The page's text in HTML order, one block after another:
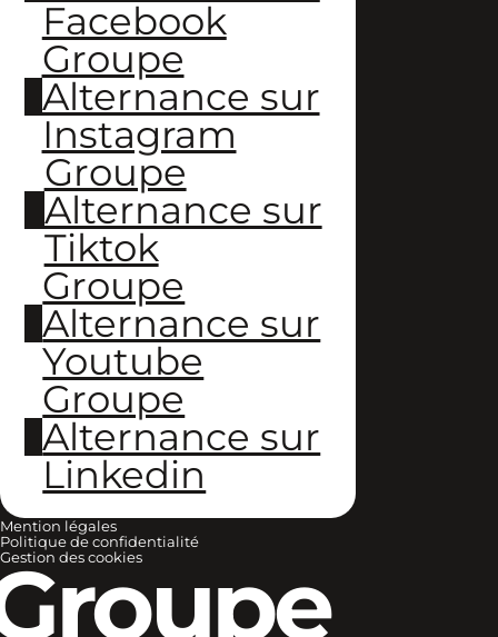
Facebook
Groupe
Alternance sur
Instagram
Groupe
Alternance sur
Tiktok
Groupe
Alternance sur
Youtube
Groupe
Alternance sur
Linkedin
Mention légales
Politique de confidentialité
Gestion des cookies